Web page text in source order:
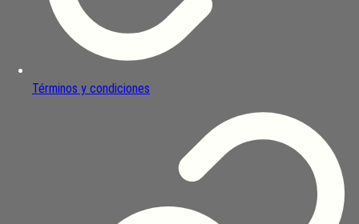
Términos y condiciones